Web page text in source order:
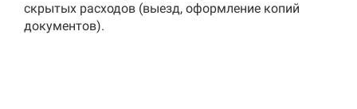
скрытых расходов (выезд, оформление копий
документов).